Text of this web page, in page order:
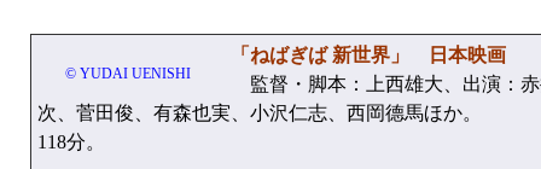
© YUDAI UENISHI
「ねばぎば 新世界」 日本映画
監督・脚本：上西雄大、出演：
次、菅田俊、有森也実、小沢仁志、西岡德馬ほか。
118分。